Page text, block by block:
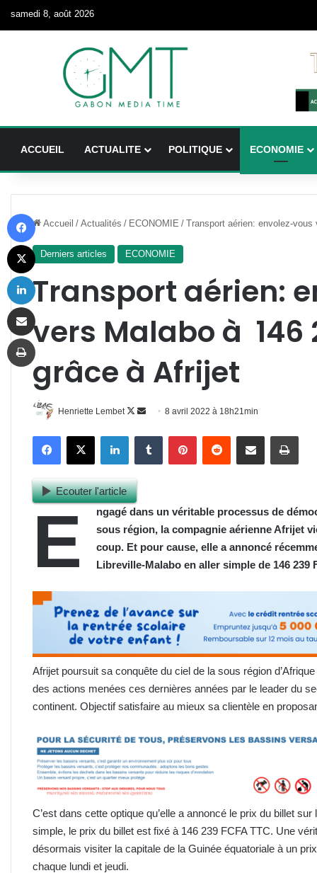
samedi 8, août 2026
ACCUEIL ACTUALITE POLITIQUE ECONOMIE
Accueil / Actualités / ECONOMIE / Transport aérien: envolez-
Derniers articles ECONOMIE
Transport aérien:
vers Malabo à 146
grâce à Afrijet
Henriette Lembet
Follow
Envoyer
courriel
8 avril 2022 à 18h21min
FacebookX LinkedinTumblr PinterestReddit Partager par email
Ecouter l'article
E
ngagé dans un véritable processus de
sous région, la compagnie aérienne Afrijet
coup. Et pour cause, elle a annoncé
Libreville-Malabo en aller simple de 146 239
Afrijet poursuit sa conquête du ciel de la sous région
des actions menées ces dernières années par le leader du
continent. Objectif satisfaire au mieux sa clientèle en
C’est dans cette optique qu’elle a annoncé le prix du billet
simple, le prix du billet est fixé à 146 239 FCFA TTC. Une
désormais visiter la capitale de la Guinée équatoriale à un
chaque lundi et jeudi.
X
Imprimer